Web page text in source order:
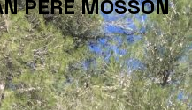
PERE MOSSON